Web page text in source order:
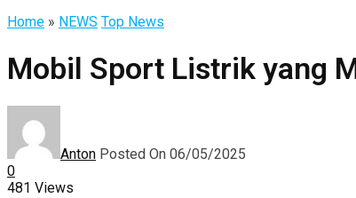
Home » NEWS Top News
Mobil Sport Listrik yang
Anton Posted On 06/05/2025
0
481 Views